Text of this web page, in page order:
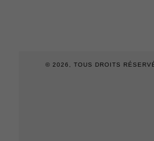
© 2026, TOUS DROITS